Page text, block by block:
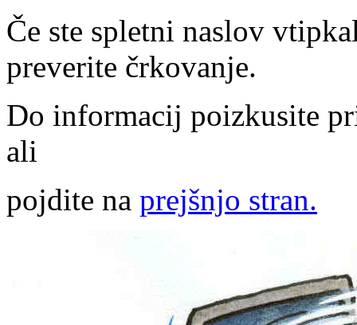
Če ste spletni naslov
preverite črkovanje.
Do informacij poizkusite
ali
pojdite na prejšnjo stran.